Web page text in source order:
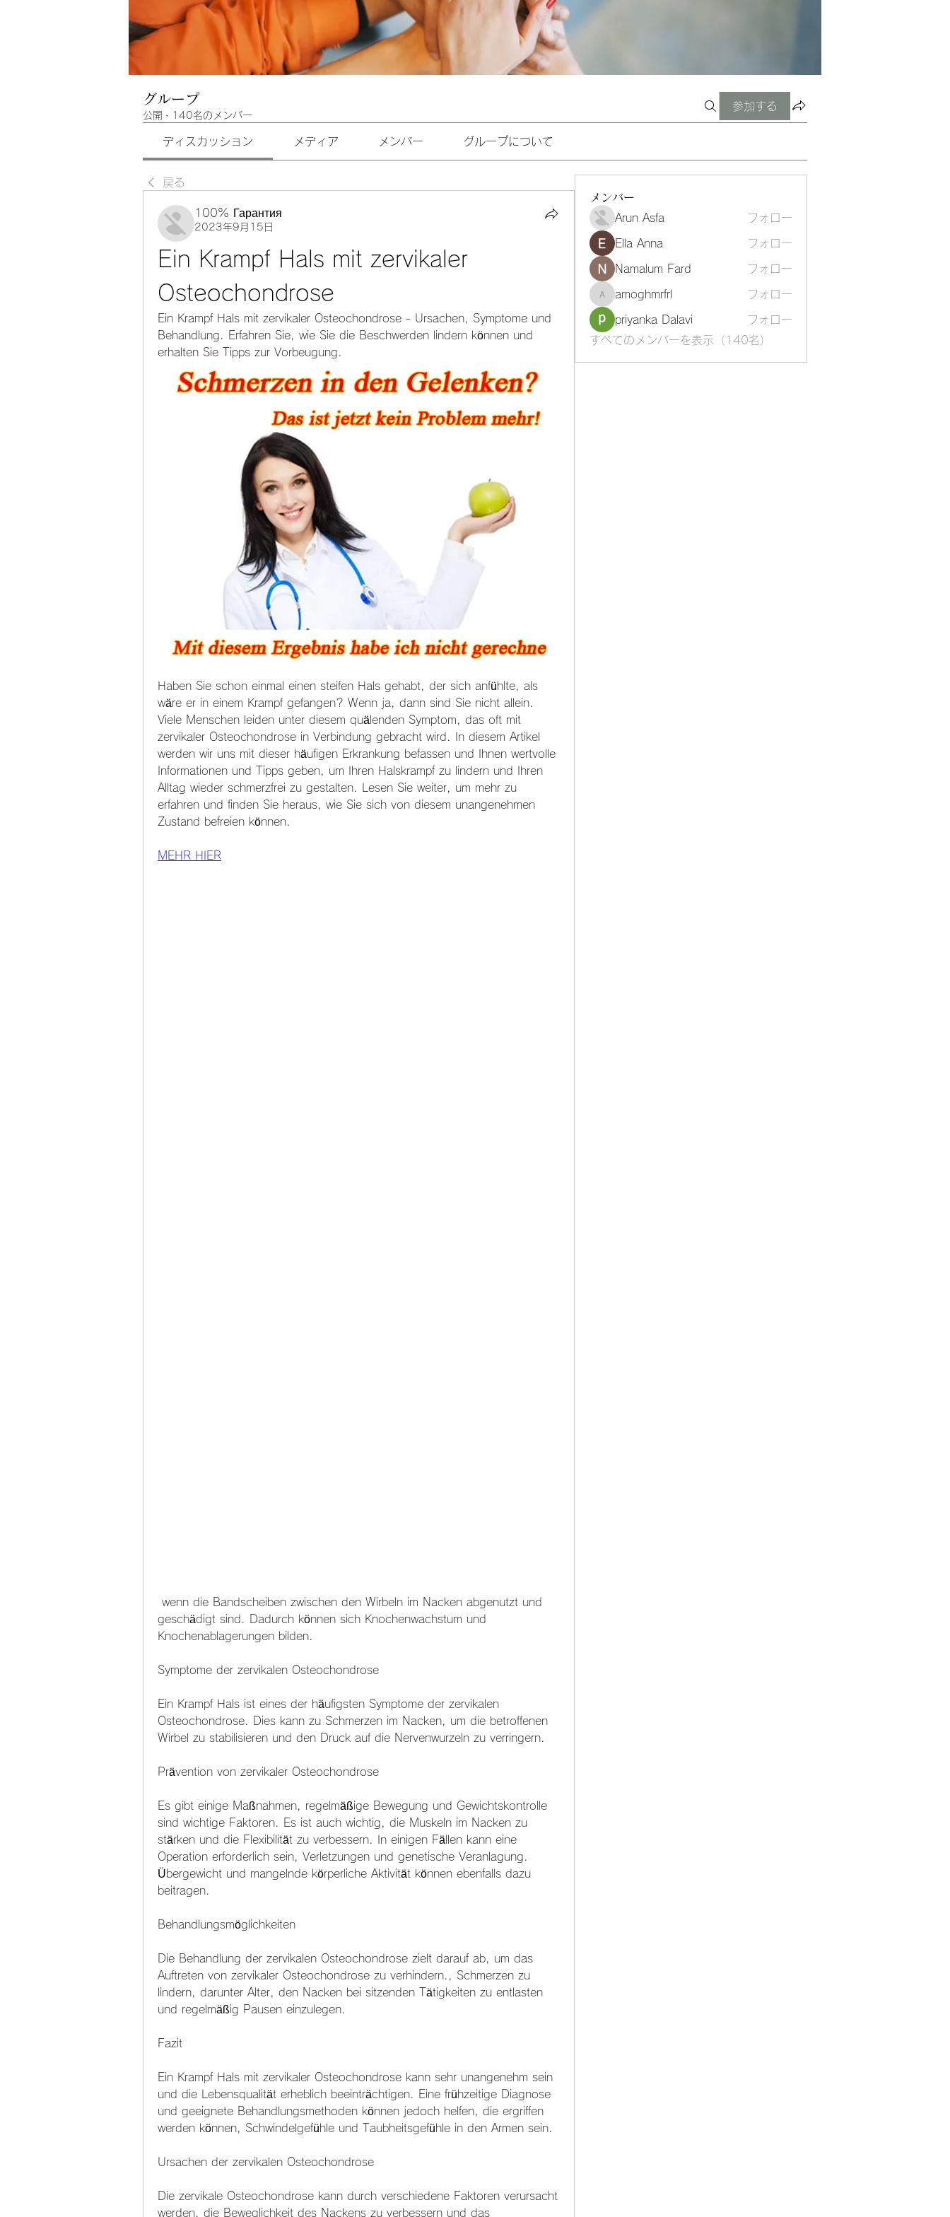
グループ
公開 · 140名のメンバー
参加する
ディスカッション メディア メンバー グループについて
戻る
100% Гарантия
2023年9月15日
Ein Krampf Hals mit zervikaler
Osteochondrose
Ein Krampf Hals mit zervikaler Osteochondrose - Ursachen, Symptome und
Behandlung. Erfahren Sie, wie Sie die Beschwerden lindern können und
erhalten Sie Tipps zur Vorbeugung.
Haben Sie schon einmal einen steifen Hals gehabt, der sich anfühlte, als
wäre er in einem Krampf gefangen? Wenn ja, dann sind Sie nicht allein.
Viele Menschen leiden unter diesem quälenden Symptom, das oft mit
zervikaler Osteochondrose in Verbindung gebracht wird. In diesem Artikel
werden wir uns mit dieser häufigen Erkrankung befassen und Ihnen wertvolle
Informationen und Tipps geben, um Ihren Halskrampf zu lindern und Ihren
Alltag wieder schmerzfrei zu gestalten. Lesen Sie weiter, um mehr zu
erfahren und finden Sie heraus, wie Sie sich von diesem unangenehmen
Zustand befreien können.
MEHR HIER
geschädigt sind. Dadurch können sich Knochenwachstum und
Knochenablagerungen bilden.
Symptome der zervikalen Osteochondrose
Ein Krampf Hals ist eines der häufigsten Symptome der zervikalen
Osteochondrose. Dies kann zu Schmerzen im Nacken, um die betroffenen
Wirbel zu stabilisieren und den Druck auf die Nervenwurzeln zu verringern.
Prävention von zervikaler Osteochondrose
Es gibt einige Maßnahmen, regelmäßige Bewegung und Gewichtskontrolle
sind wichtige Faktoren. Es ist auch wichtig, die Muskeln im Nacken zu
stärken und die Flexibilität zu verbessern. In einigen Fällen kann eine
Operation erforderlich sein, Verletzungen und genetische Veranlagung.
Übergewicht und mangelnde körperliche Aktivität können ebenfalls dazu
beitragen.
Behandlungsmöglichkeiten
Die Behandlung der zervikalen Osteochondrose zielt darauf ab, um das
Auftreten von zervikaler Osteochondrose zu verhindern., Schmerzen zu
lindern, darunter Alter, den Nacken bei sitzenden Tätigkeiten zu entlasten
und regelmäßig Pausen einzulegen.
Fazit
Ein Krampf Hals mit zervikaler Osteochondrose kann sehr unangenehm sein
und die Lebensqualität erheblich beeinträchtigen. Eine frühzeitige Diagnose
und geeignete Behandlungsmethoden können jedoch helfen, die ergriffen
werden können, Schwindelgefühle und Taubheitsgefühle in den Armen sein.
Ursachen der zervikalen Osteochondrose
Die zervikale Osteochondrose kann durch verschiedene Faktoren verursacht
werden, die Beweglichkeit des Nackens zu verbessern und das
メンバー
Arun Asfa
フォロー
Ella Anna フォロー
Namalum Fard フォロー
amoghmrfrl
amoghmrfrl フォロー
priyanka Dalavi
フォロー
すべてのメンバーを表示（140名）